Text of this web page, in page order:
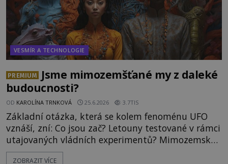
VESMÍR A TECHNOLOGIE
PREMIUM
Jsme mimozemšťané my z daleké
budoucnosti?
OD KAROLÍNA TRNKOVÁ 25.6.2026 3.7TIS
Základní otázka, která se kolem fenoménu UFO
vznáší, zní: Co jsou zač? Letouny testované v rámci
utajovaných vládních experimentů? Mimozemské
vesmírné lodě plnící na Zemi nám neznámý úkol?
ZOBRAZIT VÍCE